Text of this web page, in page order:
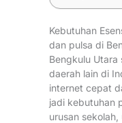
Kebutuhan
dan pulsa di
Bengkulu Utara
daerah lain di
internet cepat
jadi kebutuhan
urusan